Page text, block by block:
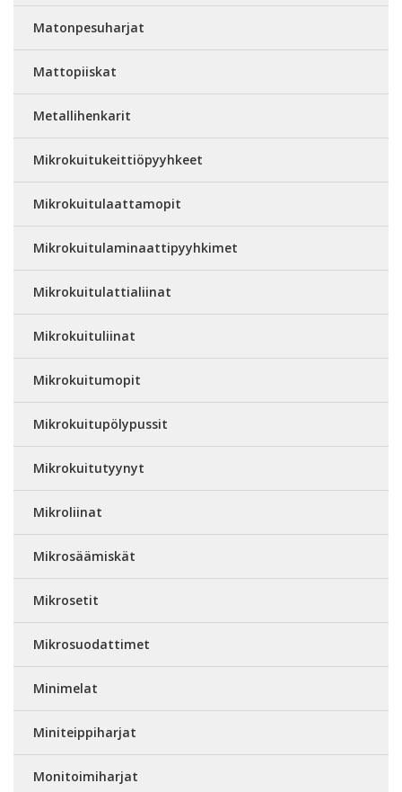
Matonpesuharjat
Mattopiiskat
Metallihenkarit
Mikrokuitukeittiöpyyhkeet
Mikrokuitulaattamopit
Mikrokuitulaminaattipyyhkimet
Mikrokuitulattialiinat
Mikrokuituliinat
Mikrokuitumopit
Mikrokuitupölypussit
Mikrokuitutyynyt
Mikroliinat
Mikrosäämiskät
Mikrosetit
Mikrosuodattimet
Minimelat
Miniteippiharjat
Monitoimiharjat